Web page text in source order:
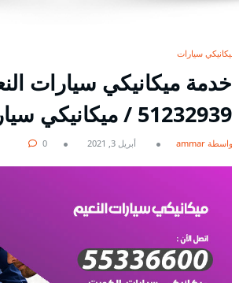
ميكانيكي سيارات
خدمة ميكانيكي سيارات
51232939‬ / ميكانيكي سيارات متنقل
بواسطة ammar أبريل 3, 2021 0